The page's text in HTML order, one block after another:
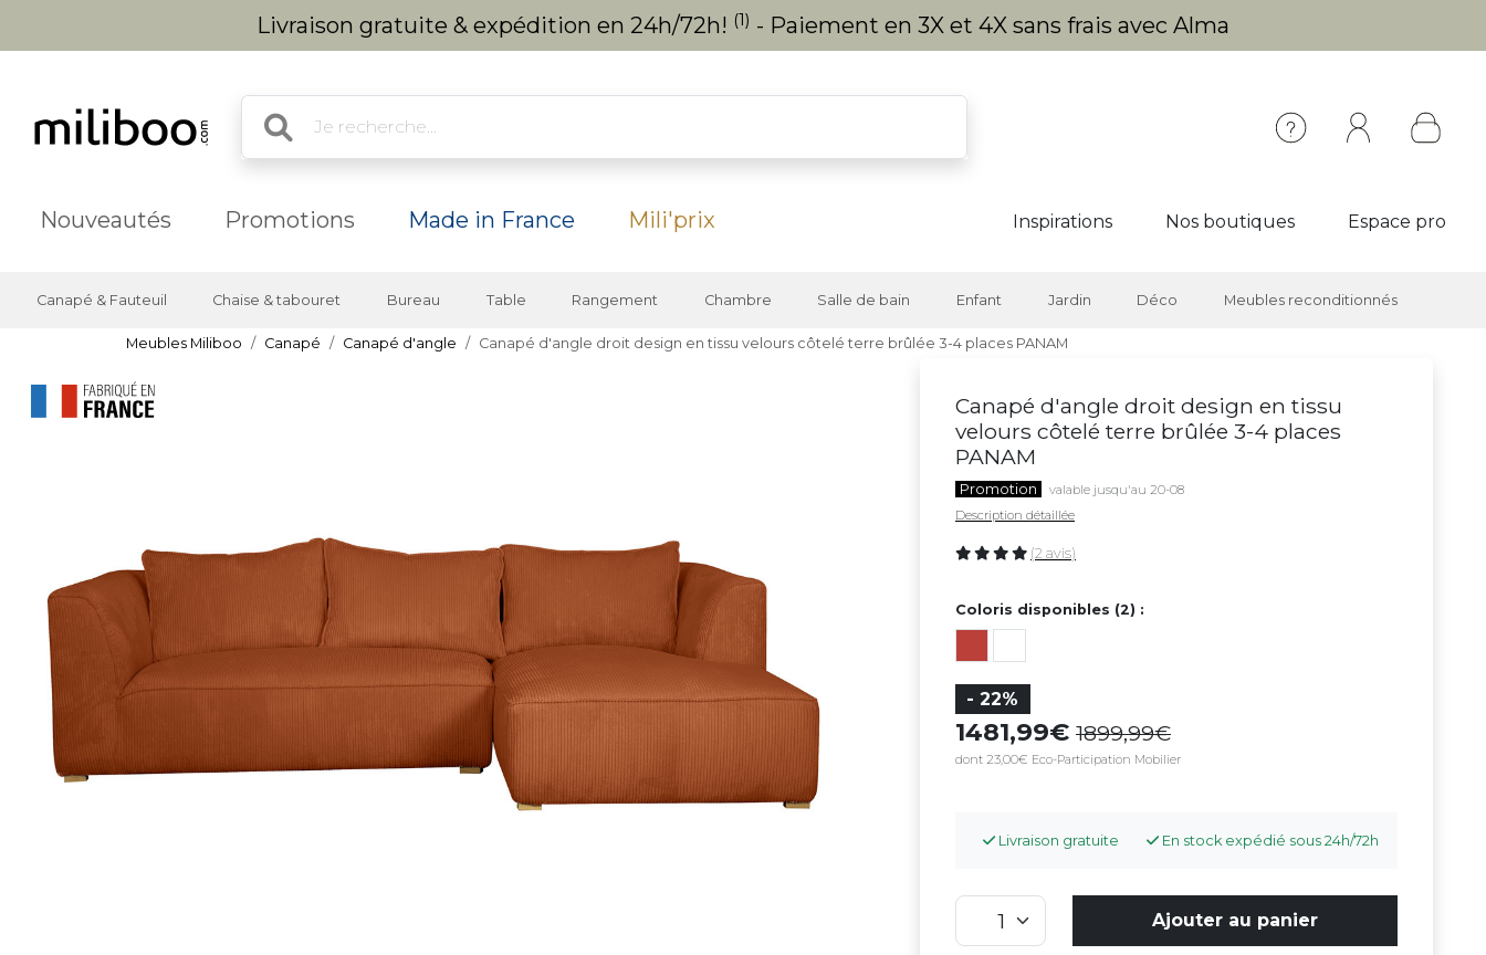
Livraison gratuite & expédition en 24h/72h! (1) - Paiement en 3X et 4X sans frais avec Alma
Nouveautés Promotions Made in France Mili'prix Inspirations Nos boutiques Espace pro
Canapé & Fauteuil Chaise & tabouret Bureau Table Rangement Chambre Salle de bain Enfant Jardin Déco Meubles reconditionnés
Meubles Miliboo Canapé Canapé d'angle Canapé d'angle droit design en tissu velours côtelé terre brûlée 3-4 places PANAM
Canapé d'angle droit design en tissu
velours côtelé terre brûlée 3-4 places
PANAM
Promotion
valable jusqu'au 20-08
Description détaillée
(2 avis)
Coloris disponibles (2) :
- 22%
1481,99 1899,99
dont 23,00€ Eco-Participation Mobilier
Livraison gratuite En stock expédié sous 24h/72h
Ajouter au panier